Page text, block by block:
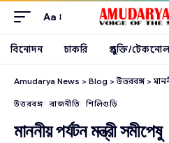
Aa
বিনোদন চাকরি প্রযুক্তি/
Amudarya News > Blog >উত্তরবঙ্গ>
উত্তরবঙ্গ রাজনীতি শিলিগুড়ি
মাননীয় পর্যটন মন্ত্রী সমীপেষু